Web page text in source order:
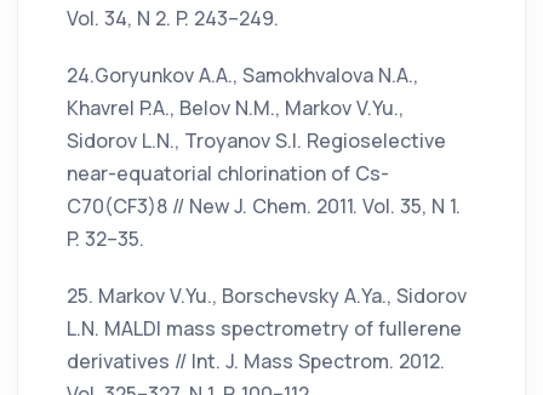
Vol. 34, N 2. P. 243–249.
24.Goryunkov A.A., Samokhvalova N.A.,
Khavrel P.A., Belov N.M., Markov V.Yu.,
Sidorov L.N., Troyanov S.I. Regioselective
near-equatorial chlorination of Cs-
C70(CF3)8 // New J. Chem. 2011. Vol. 35, N 1.
P. 32–35.
25. Markov V.Yu., Borschevsky A.Ya., Sidorov
L.N. MALDI mass spectrometry of fullerene
derivatives // Int. J. Mass Spectrom. 2012.